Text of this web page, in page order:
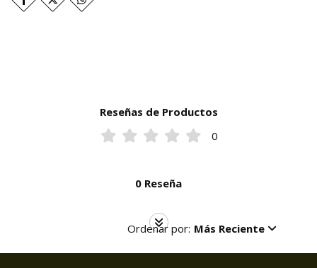
Reseñas de Productos
0
0 Reseña
Ordenar por: Más Reciente